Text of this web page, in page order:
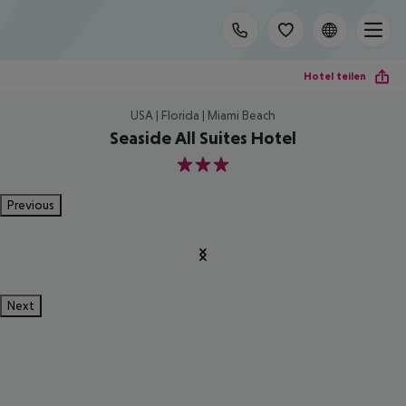
Hotel teilen
USA | Florida | Miami Beach
Seaside All Suites Hotel
3
Previous
Next